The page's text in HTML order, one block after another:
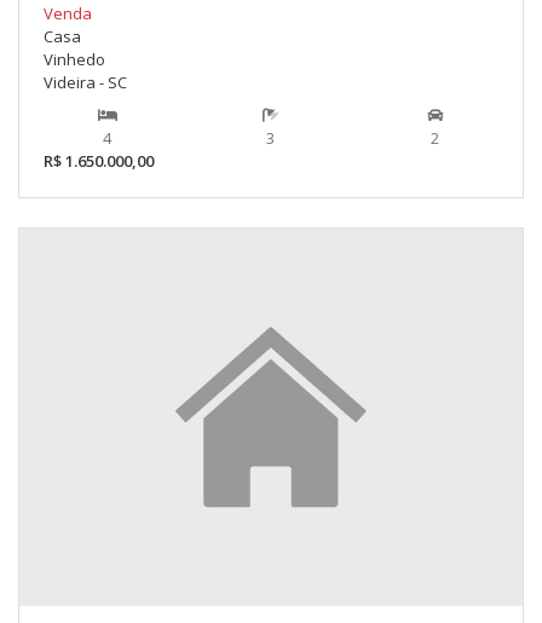
Venda
Casa
Vinhedo
Videira - SC
4 3
2
R$ 1.650.000,00